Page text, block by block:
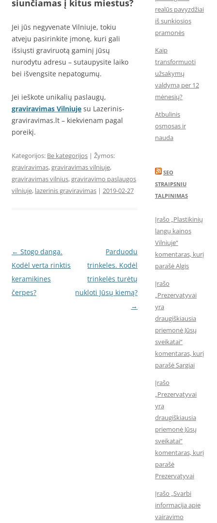
siunčiamas į kitus miestus?
Jei jūs negyvenate Vilniuje, tokiu
atveju pasirinkite įmonę, kuri gali
išsiųsti graviruotą gaminį jūsų
nurodytu adresu – sutaupysite laiko
bei išvengsite nepatogumų.
Jei ieškote unikalių paslaugų,
graviravimas Vilniuje su Lazerinis-
graviravimas.lt – kiekvienam pagal
poreikį.
Kategorijos: Be kategorijos | Žymos:
graviravimas,graviravimas vilniuje,
graviravimas vilnius,graviravimo paslaugos
vilniuje, lazerinis graviravimas | 2019-02-27
Įrašo
navigacija
← Stogo danga.
Kodėl verta rinktis
keramikines
čerpes?
Parduodu
trinkeles. Kodėl
trinkelės turėtų
nukloti Jūsų kiemą?
→
realūs pavyzdžiai
iš sunkiosios
pramonės
Kaip
transformuoti
užsakymų
valdymą per 12
mėnesių?
Atbulinis
osmosas ir
nauda
SEO
STRAIPSNIU
TALPINIMAS
Įrašo „Plastikinių
langų kainos
Vilniuje“
komentaras, kurį
parašė Algis
Įrašo
„Prezervatyvai
yra
draugiškiausia
priemonė Jūsų
sveikatai“
komentaras, kurį
parašė Sargiai
Įrašo
„Prezervatyvai
yra
draugiškiausia
priemonė Jūsų
sveikatai“
komentaras, kurį
parašė
Prezervatyvai
Įrašo „Svarbi
informacija apie
vairavimo